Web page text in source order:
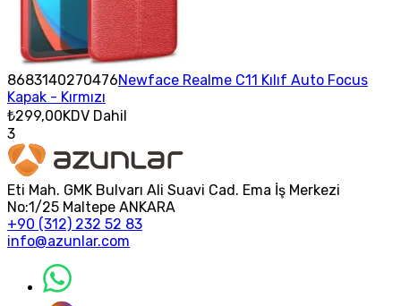
8683140270476Newface Realme C11 Kılıf Auto Focus
Kapak - Kırmızı
₺299,00KDV Dahil
3
Eti Mah. GMK Bulvarı Ali Suavi Cad. Ema İş Merkezi
No:1/25 Maltepe ANKARA
+90 (312) 232 52 83
info@azunlar.com